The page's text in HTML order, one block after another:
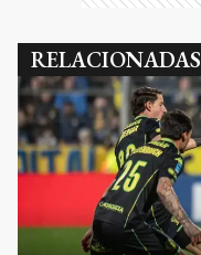
RELACIONADAS